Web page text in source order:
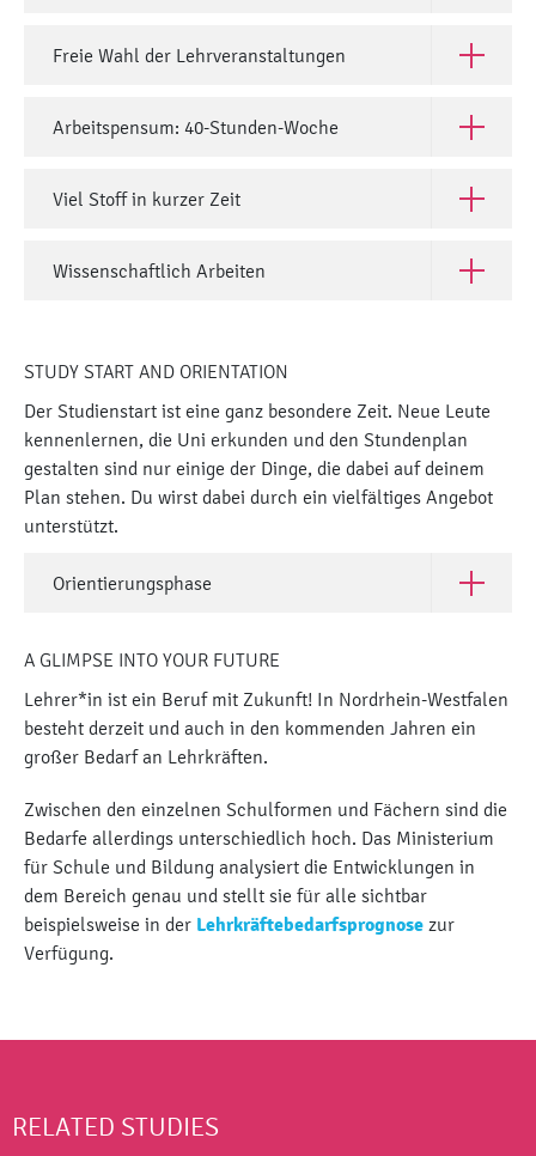
Freie Wahl der Lehrveranstaltungen Open
Arbeitspensum: 40-Stunden-Woche Open
Viel Stoff in kurzer Zeit Open
Wissenschaftlich Arbeiten Open
STUDY START AND ORIENTATION
Der Studienstart ist eine ganz besondere Zeit. Neue Leute
kennenlernen, die Uni erkunden und den Stundenplan
gestalten sind nur einige der Dinge, die dabei auf deinem
Plan stehen. Du wirst dabei durch ein vielfältiges Angebot
unterstützt.
Orientierungsphase Open
A GLIMPSE INTO YOUR FUTURE
Lehrer*in ist ein Beruf mit Zukunft! In Nordrhein-Westfalen
besteht derzeit und auch in den kommenden Jahren ein
großer Bedarf an Lehrkräften.
Zwischen den einzelnen Schulformen und Fächern sind die
Bedarfe allerdings unterschiedlich hoch. Das Ministerium
für Schule und Bildung analysiert die Entwicklungen in
dem Bereich genau und stellt sie für alle sichtbar
beispielsweise in der Lehrkräftebedarfsprognose zur
Verfügung.
RELATED STUDIES